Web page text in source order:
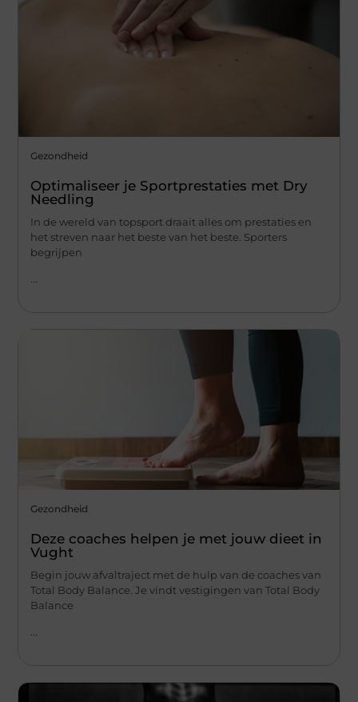
Gezondheid
Optimaliseer je Sportprestaties met Dry
Needling
In de wereld van topsport draait alles om prestaties en
het streven naar het beste van het beste. Sporters
begrijpen
Gezondheid
Deze coaches helpen je met jouw dieet in
Vught
Begin jouw afvaltraject met de hulp van de coaches van
Total Body Balance. Je vindt vestigingen van Total Body
Balance
...